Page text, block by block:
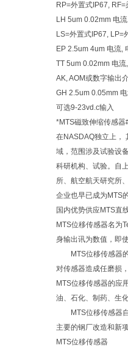
RP=外置式IP67, RF=
LH 5um 0.02mm 电
LS=外置式IP67, LP=
EP 2.5um 4um 电流,
TT 5um 0.02mm 电
AK, AOM或数字输出
GH 2.5um 0.05mm
可选9-23vd.c输入
*MTS磁致伸缩传感器
在NASDAQ独立上，
域，范围涉及试验设
科研机构、试验。自
所、航空航天研究所
企业也早已成为MTS
国内优势供应MTS直
MTS位移传感器名为
身输出讯为数值，即
MTS位移传感器的
对传感器造成任磨损
MTS位移传感器的应
油、石化、制药、生
MTS位移传感器自
主要的钢厂改造和新
MTS位移传感器